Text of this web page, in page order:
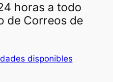
horas a todo
de Correos de
disponibles